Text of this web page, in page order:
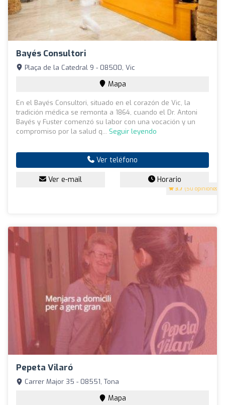
Bayés Consultori
3.7 (50 opiniones)
Plaça de la Catedral 9 - 08500, Vic
Mapa
En el Bayés Consultori, situado en el corazón de Vic, la
tradición médica se remonta a 1864, cuando el Dr. Antoni
Bayés y Fuster comenzó su labor con una vocación y un
compromiso por la salud q... Seguir leyendo
Ver teléfono
Ver e-mail Horario
Pepeta Vilaró
Carrer Major 35 - 08551, Tona
Mapa